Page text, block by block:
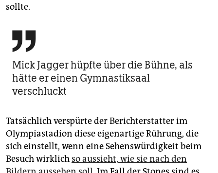
sollte.

Mick Jagger hüpfte über die Bühne, als
hätte er einen Gymnastiksaal
verschluckt
Tatsächlich verspürte der Berichterstatter im
Olympiastadion diese eigenartige Rührung, die
sich einstellt, wenn eine Sehenswürdigkeit beim
Besuch wirklich so aussieht, wie sie nach den